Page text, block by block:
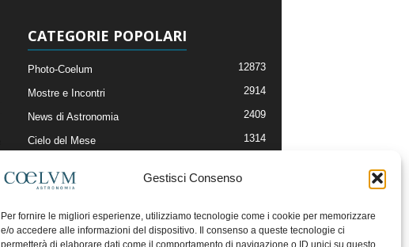
Gestisci Consenso
Per fornire le migliori esperienze, utilizziamo tecnologie come i cookie per memorizzare
e/o accedere alle informazioni del dispositivo. Il consenso a queste tecnologie ci
permetterà di elaborare dati come il comportamento di navigazione o ID unici su questo
CATEGORIE POPOLARI
Photo-Coelum 12873
Mostre e Incontri 2914
News di Astronomia 2409
Cielo del Mese 1314
Articoli e Risorse On-Line
Il Blog della Redazione